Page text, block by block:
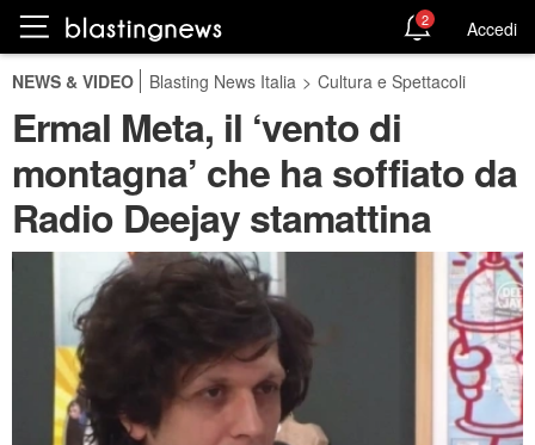
2 Accedi
NEWS & VIDEO Blasting News Italia > Cultura e Spettacoli
Ermal Meta, il ‘vento di
montagna’ che ha soffiato da
Radio Deejay stamattina